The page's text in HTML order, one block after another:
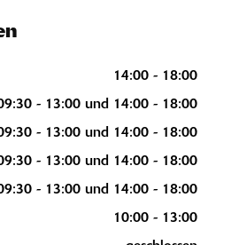
14:00 - 18:00
- 13:00 und 14:00 - 18:00
- 13:00 und 14:00 - 18:00
- 13:00 und 14:00 - 18:00
- 13:00 und 14:00 - 18:00
10:00 - 13:00